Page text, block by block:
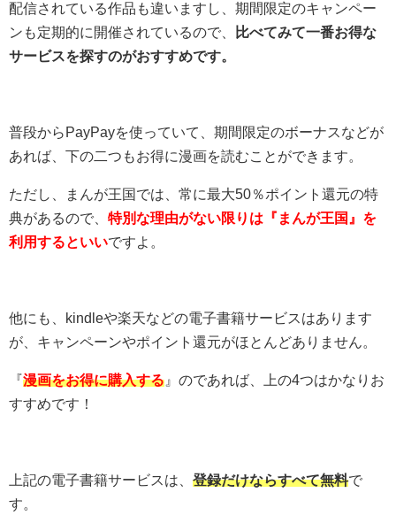
配信されている作品も違いますし、期間限定のキャンペー
ンも定期的に開催されているので、
比べてみて一番お得な
サービスを探すのがおすすめです。
普段からPayPayを使っていて、期間限定のボーナスなどが
あれば、下の二つもお得に漫画を読むことができます。
ただし、まんが王国では、常に最大50％ポイント還元の特
典があるので、 特別な理由がない限りは『まんが王国』を
利用するといいですよ。
他にも、kindleや楽天などの電子書籍サービスはあります
が、キャンペーンやポイント還元がほとんどありません。
『漫画をお得に購入する 』のであれば、上の4つはかなりお
すすめです！
上記の電子書籍サービスは、 登録だけならすべて無料で
す。